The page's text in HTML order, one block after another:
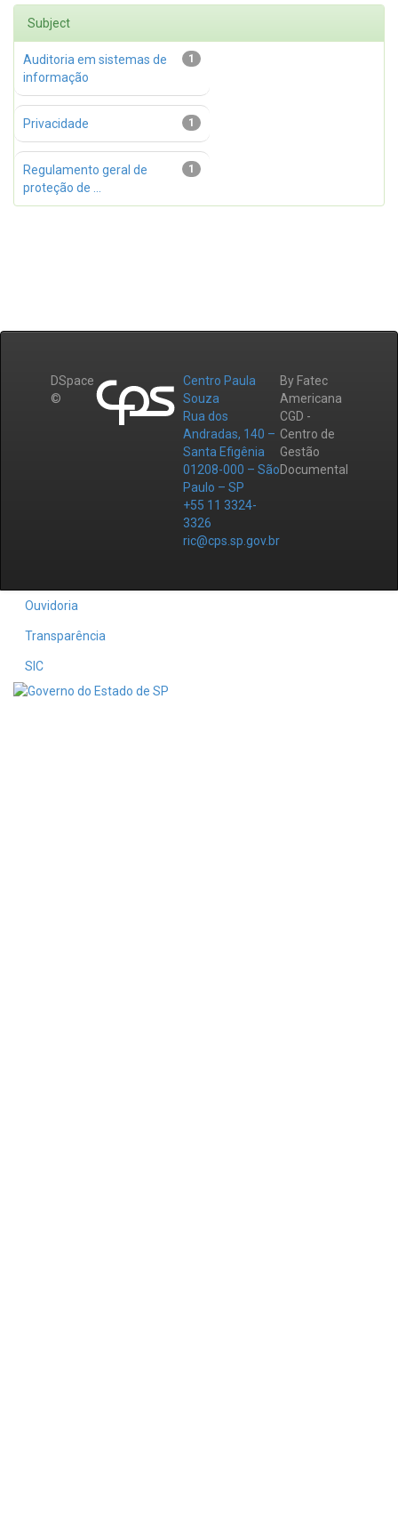
Subject
1
Auditoria em sistemas de
informação
1
Privacidade
1
Regulamento geral de
proteção de ...
DSpace
©
Centro Paula
Souza
Rua dos
Andradas, 140 –
Santa Efigênia
01208-000 – São
Paulo – SP
+55 11 3324-
3326
ric@cps.sp.gov.br
By Fatec
Americana
CGD -
Centro de
Gestão
Documental
Ouvidoria
Transparência
SIC